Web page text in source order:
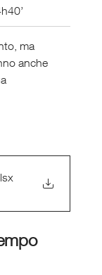
ma
anche